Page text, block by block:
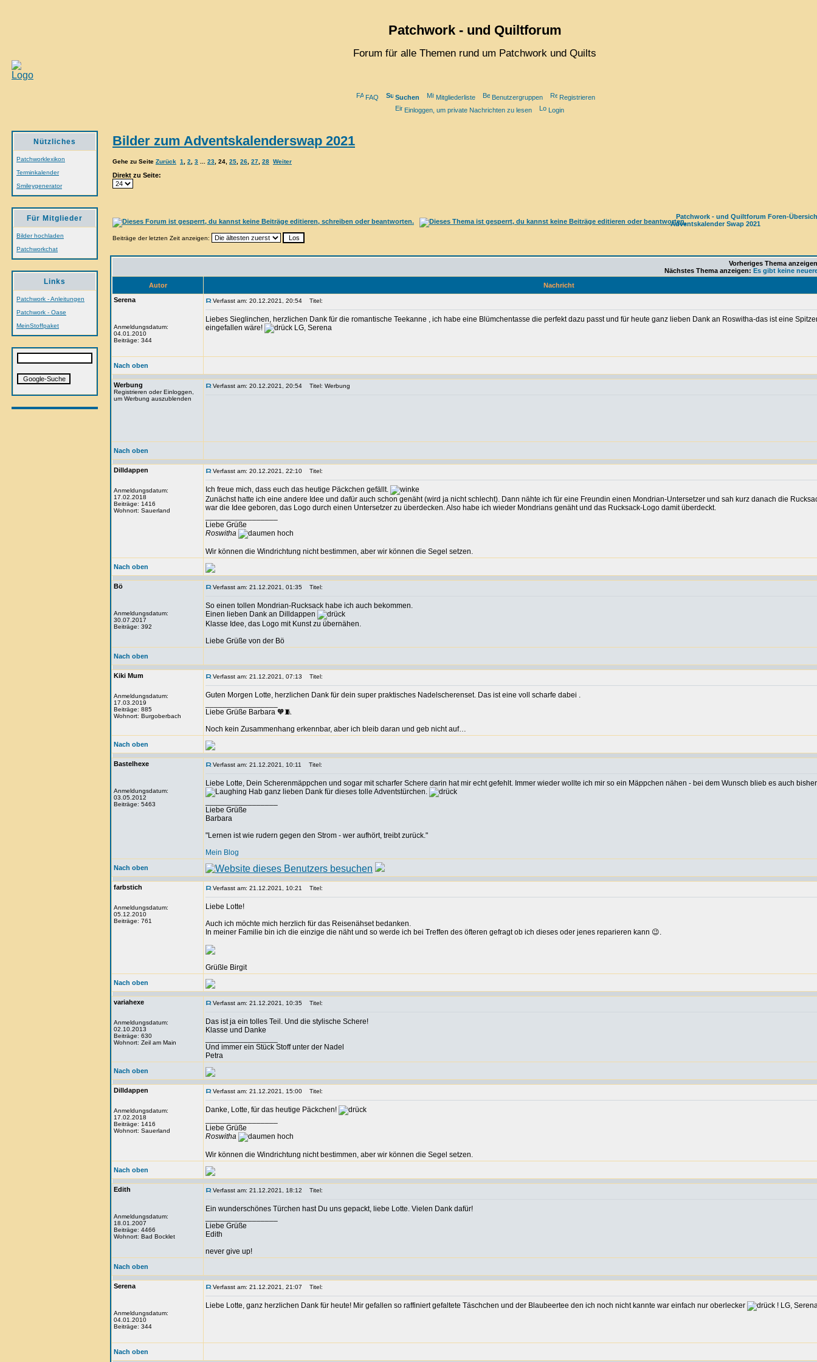
Patchwork - und Quiltforum
Forum für alle Themen rund um Patchwork und Quilts
FAQ Suchen Mitgliederliste Benutzergruppen
Registrieren
Einloggen, um private Nachrichten zu lesen
Login
Nützliches
Patchworklexikon
Terminkalender
Smileygenerator
Für Mitglieder
Bilder hochladen
Patchworkchat
Links
Patchwork - Anleitungen
Patchwork - Oase
MeinStoffpaket
Bilder zum Adventskalenderswap 2021
Gehe zu Seite Zurück 1 2 3 23 24 25 26 27 28 Weiter
Direkt zu Seite:
Patchwork - und Quiltforum Foren-
Adventskalender Swap 2021
Beiträge der letzten Zeit anzeigen:
Vorheriges Thema
Nächstes Thema anzeigen: Es gibt keine
Autor
Nachricht
Serena
Anmeldungsdatum:
04.01.2010
Beiträge: 344
Verfasst am: 20.12.2021, 20:54 Titel:
Liebes Sieglinchen, herzlichen Dank für die romantische Teekanne , ich habe eine Blümchentasse die perfekt dazu passt und für heute ganz lieben Dank an Roswitha-das ist eine
eingefallen wäre!
LG, Serena
Nach oben
Werbung
Registrieren oder Einloggen,
um Werbung auszublenden
Verfasst am: 20.12.2021, 20:54 Titel: Werbung
Nach oben
Dilldappen
Anmeldungsdatum:
17.02.2018
Beiträge: 1416
Wohnort: Sauerland
Verfasst am: 20.12.2021, 22:10 Titel:
Ich freue mich, dass euch das heutige Päckchen gefällt.
Zunächst hatte ich eine andere Idee und dafür auch schon genäht (wird ja nicht schlecht). Dann nähte ich für eine Freundin einen Mondrian-Untersetzer und sah kurz danach die
war die Idee geboren, das Logo durch einen Untersetzer zu überdecken. Also habe ich wieder Mondrians genäht und das Rucksack-Logo damit überdeckt.
Liebe Grüße
Roswitha
Wir können die Windrichtung nicht bestimmen, aber wir können die Segel setzen.
Nach oben
Bö
Anmeldungsdatum:
30.07.2017
Beiträge: 392
Verfasst am: 21.12.2021, 01:35 Titel:
So einen tollen Mondrian-Rucksack habe ich auch bekommen.
Einen lieben Dank an Dilldappen
Klasse Idee, das Logo mit Kunst zu übernähen.
Liebe Grüße von der Bö
Nach oben
Kiki Mum
Anmeldungsdatum:
17.03.2019
Beiträge: 885
Wohnort: Burgoberbach
Verfasst am: 21.12.2021, 07:13 Titel:
Guten Morgen Lotte, herzlichen Dank für dein super praktisches Nadelscherenset. Das ist eine voll scharfe dabei .
Liebe Grüße Barbara 🧡🧵
Noch kein Zusammenhang erkennbar, aber ich bleib daran und geb nicht auf…
Nach oben
Bastelhexe
Anmeldungsdatum:
03.05.2012
Beiträge: 5463
Verfasst am: 21.12.2021, 10:11 Titel:
Liebe Lotte, Dein Scherenmäppchen und sogar mit scharfer Schere darin hat mir echt gefehlt. Immer wieder wollte ich mir so ein Mäppchen nähen - bei dem Wunsch blieb es auch
Hab ganz lieben Dank für dieses tolle Adventstürchen.
Liebe Grüße
Barbara
"Lernen ist wie rudern gegen den Strom - wer aufhört, treibt zurück."
Mein Blog
Nach oben
farbstich
Anmeldungsdatum:
05.12.2010
Beiträge: 761
Verfasst am: 21.12.2021, 10:21 Titel:
Liebe Lotte!
Auch ich möchte mich herzlich für das Reisenähset bedanken.
In meiner Familie bin ich die einzige die näht und so werde ich bei Treffen des öfteren gefragt ob ich dieses oder jenes reparieren kann 😉.
Grüßle Birgit
Nach oben
variahexe
Anmeldungsdatum:
02.10.2013
Beiträge: 630
Wohnort: Zeil am Main
Verfasst am: 21.12.2021, 10:35 Titel:
Das ist ja ein tolles Teil. Und die stylische Schere!
Klasse und Danke
Und immer ein Stück Stoff unter der Nadel
Petra
Nach oben
Dilldappen
Anmeldungsdatum:
17.02.2018
Beiträge: 1416
Wohnort: Sauerland
Verfasst am: 21.12.2021, 15:00 Titel:
Danke, Lotte, für das heutige Päckchen!
Liebe Grüße
Roswitha
Wir können die Windrichtung nicht bestimmen, aber wir können die Segel setzen.
Nach oben
Edith
Anmeldungsdatum:
18.01.2007
Beiträge: 4466
Wohnort: Bad Bocklet
Verfasst am: 21.12.2021, 18:12 Titel:
Ein wunderschönes Türchen hast Du uns gepackt, liebe Lotte. Vielen Dank dafür!
Liebe Grüße
Edith
never give up!
Nach oben
Serena
Anmeldungsdatum:
04.01.2010
Beiträge: 344
Verfasst am: 21.12.2021, 21:07 Titel:
Liebe Lotte, ganz herzlichen Dank für heute! Mir gefallen so raffiniert gefaltete Täschchen und der Blaubeertee den ich noch nicht kannte war einfach nur oberlecker ! LG,
Nach oben